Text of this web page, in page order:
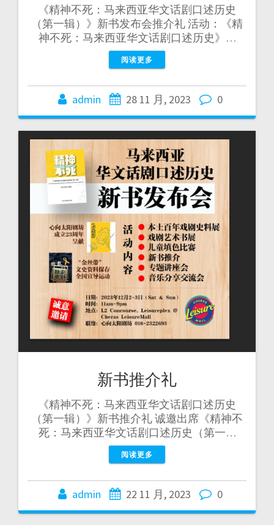
《精神不死：马来西亚华文话剧口述历史
（第一辑）》新书发布会推介礼 活动：《精
神不死：马来西亚华文话剧口述历史》…
阅读更多
admin 28 11 月, 2023 0
新书推介礼
《精神不死：马来西亚华文话剧口述历史
（第一辑）》新书推介礼 诚邀出席《精神不
死：马来西亚华文话剧口述历史（第一…
阅读更多
admin 22 11 月, 2023 0